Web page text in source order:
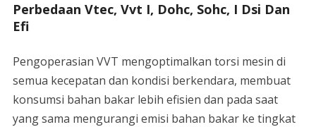
Perbedaan Vtec, Vvt I, Dohc, Sohc, I Dsi Dan
Efi
Pengoperasian VVT mengoptimalkan torsi mesin di
semua kecepatan dan kondisi berkendara, membuat
konsumsi bahan bakar lebih efisien dan pada saat
yang sama mengurangi emisi bahan bakar ke tingkat